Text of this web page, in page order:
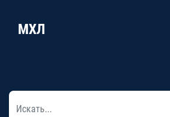
МХЛ